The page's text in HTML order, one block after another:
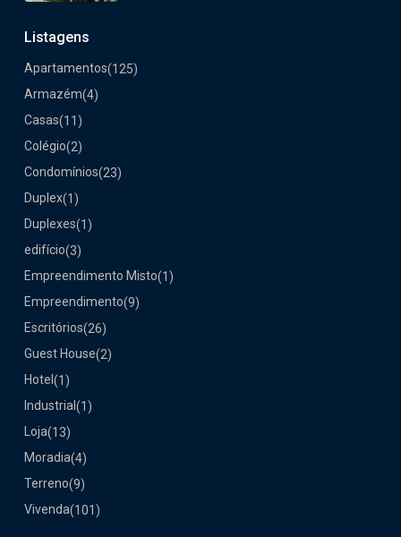
Listagens
Apartamentos(125)
Armazém(4)
Casas(11)
Colégio(2)
Condomínios(23)
Duplex(1)
Duplexes(1)
edifício(3)
Empreendimento Misto(1)
Empreendimento(9)
Escritórios(26)
Guest House(2)
Hotel (1)
Industrial (1)
Loja(13)
Moradia(4)
Terreno(9)
Vivenda(101)